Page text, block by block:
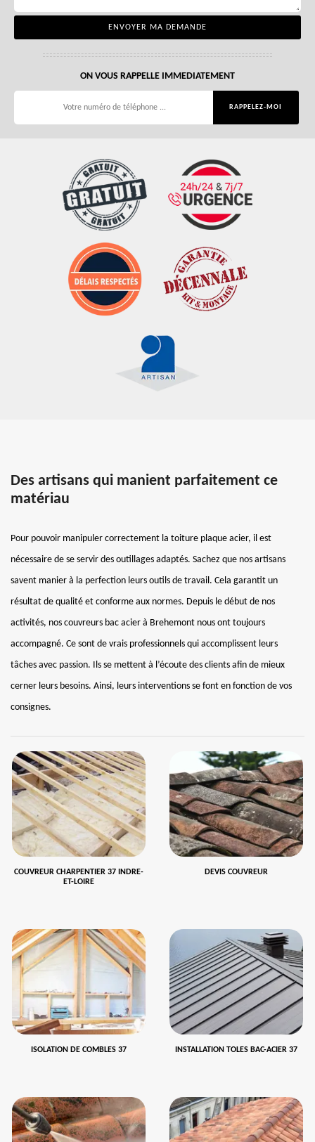
ON VOUS RAPPELLE IMMEDIATEMENT
Des artisans qui manient parfaitement ce
matériau
Pour pouvoir manipuler correctement la toiture plaque acier, il est
nécessaire de se servir des outillages adaptés. Sachez que nos artisans
savent manier à la perfection leurs outils de travail. Cela garantit un
résultat de qualité et conforme aux normes. Depuis le début de nos
activités, nos couvreurs bac acier à Brehemont nous ont toujours
accompagné. Ce sont de vrais professionnels qui accomplissent leurs
tâches avec passion. Ils se mettent à l’écoute des clients afin de mieux
cerner leurs besoins. Ainsi, leurs interventions se font en fonction de vos
consignes.
COUVREUR CHARPENTIER 37 INDRE-
ET-LOIRE
DEVIS COUVREUR
ISOLATION DE COMBLES 37 INSTALLATION TOLES BAC-ACIER 37